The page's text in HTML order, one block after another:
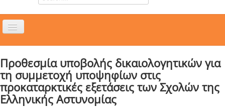
Εναλλαγή
ΝΕΑ
ΣΥΜΒΟΥΛΙΑ
ΕΥΡΩΠΑΪΚΑ ΠΡΟΓΡΑΜΜΑΤΑ
Προθεσμία υποβολής δικαιολογητικών για
τη συμμετοχή υποψηφίων στις
προκαταρκτικές εξετάσεις των Σχολών της
Ελληνικής Αστυνομίας